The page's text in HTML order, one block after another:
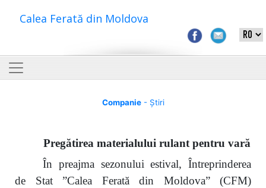
Calea Ferată din Moldova
Companie- Știri
Pregătirea materialului rulant pentru vară
În preajma sezonului estival, Întreprinderea
de Stat ”Calea Ferată din Moldova” (CFM)